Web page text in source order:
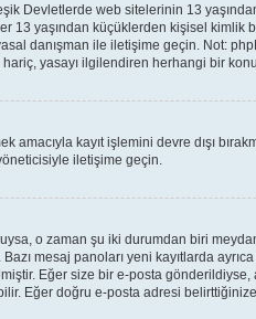
Devletlerde web sitelerinin 13
13 yaşından küçüklerden kişisel
danışman ile iletişime geçin. Not:
yasayı ilgilendiren herhangi bir
kayıt işlemini devre dışı
iletişime geçin.
o zaman şu iki durumdan biri
mesaj panoları yeni kayıtlarda
Eğer size bir e-posta
Eğer doğru e-posta adresi